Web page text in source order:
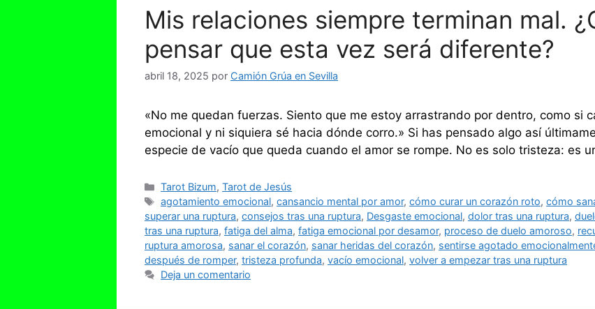
Mis relaciones siempre terminan mal.
pensar que esta vez será diferente?
abril 18, 2025 por Camión Grúa en Sevilla
«No me quedan fuerzas. Siento que me estoy arrastrando por dentro, como si
emocional y ni siquiera sé hacia dónde corro.» Si has pensado algo así
especie de vacío que queda cuando el amor se rompe. No es solo tristeza: es
Categorías
Tarot Bizum,Tarot de Jesús
Etiquetas
agotamiento emocional,cansancio mental por amor,cómo curar un corazón roto,cómo
superar una ruptura, consejos tras una ruptura, Desgaste emocional, dolor tras una ruptura,
tras una ruptura, fatiga del alma, fatiga emocional por desamor, proceso de duelo amoroso,
ruptura amorosa, sanar el corazón, sanar heridas del corazón, sentirse agotado
después de romper, tristeza profunda, vacío emocional, volver a empezar tras una ruptura
Deja un comentario